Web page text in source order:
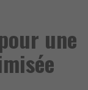
une